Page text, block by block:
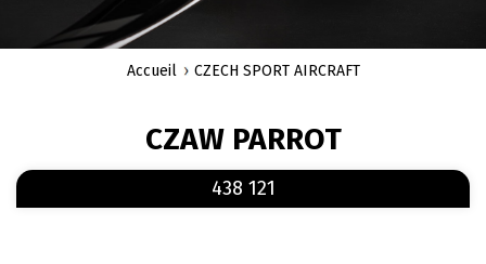
Accueil CZECH SPORT AIRCRAFT
CZAW PARROT
438 121